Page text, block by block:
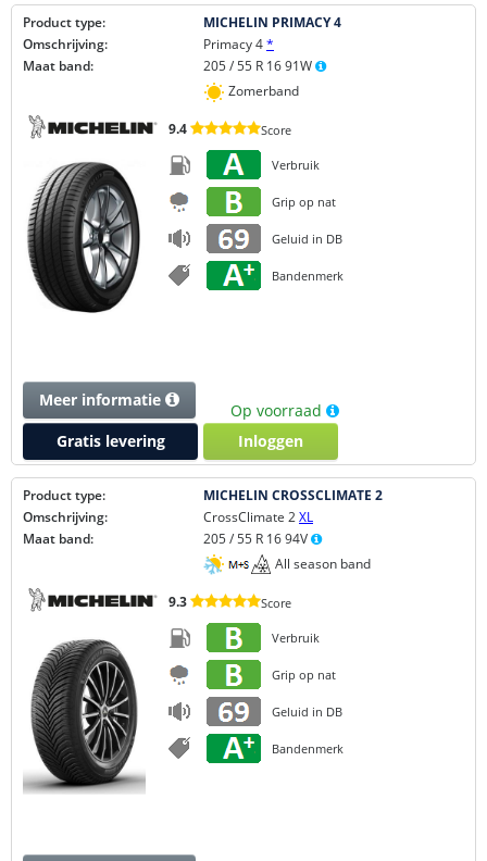
Product type:
MICHELIN PRIMACY 4
Omschrijving:
Primacy 4*
Maat band:
205 / 55 R 16 91W
Zomerband
9.4 Score
Verbruik
Grip op nat
Geluid in DB
Bandenmerk
Op voorraad
Inloggen
Meer informatie
Gratis levering
Product type:
MICHELIN CROSSCLIMATE 2
Omschrijving:
CrossClimate 2XL
Maat band:
205 / 55 R 16 94V
All season band
9.3 Score
Verbruik
Grip op nat
Geluid in DB
Bandenmerk